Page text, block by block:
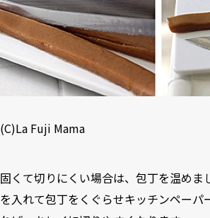
(C)La Fuji Mama
固くて切りにくい場合は、包丁を温めま
を入れて包丁をくぐらせキッチンペーパ